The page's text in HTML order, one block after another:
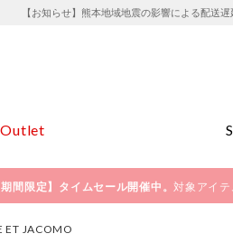
【お知らせ】熊本地域地震の影響による配送遅
Outlet
期間限定】タイムセール開催中。対象アイテ
ET JACOMO